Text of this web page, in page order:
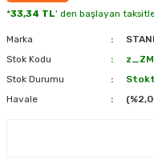
*33,34 TL' den başlayan
Marka
Stok Kodu
Stok Durumu
Havale